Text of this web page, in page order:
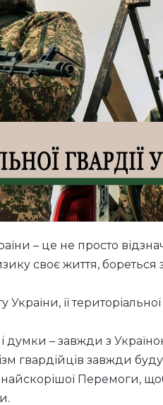
– це не просто
своє життя,
її
думки – завжди з
гвардійців завжди
Перемоги,